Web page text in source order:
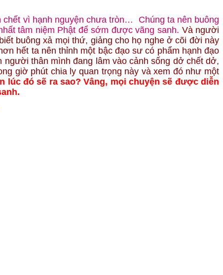
vì hạnh nguyện chưa tròn… Chúng ta nên buông
tâm niệm Phật để sớm được vãng sanh. Và người
buông xả mọi thứ, giảng cho họ nghe ở cõi đời này
hết ta nên thỉnh một bậc đạo sư có phẩm hạnh đạo
thân mình đang lâm vào cảnh sống dở chết dở,
giờ phút chia ly quan trọng này và xem đó như một
lúc đó sẽ ra sao? Vâng, mọi chuyện sẽ được diễn